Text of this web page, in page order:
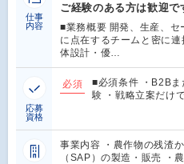
仕事
内容
ご経験のある方は歓迎で
■業務概要 開発、生産、
に点在するチームと密に
体設計・優…
応募
資格
必須
■必須条件 ・B2B
験 ・戦略立案だけ
事業内容 ・農作物の残渣
（SAP）の製造・販売 ・